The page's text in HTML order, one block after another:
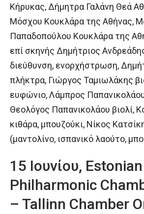
Κήρυκας, Δήμητρα Γαλάνη Θεά
Μόσχου Κουκλάρα της Αθήνας,
Παπαδοπούλου Κουκλάρα της
επί σκηνής Δημήτριος
διεύθυνση, ενορχήστρωση,
πλήκτρα, Γιώργος Ταμιωλάκης
ευφώνιο, Λάμπρος
Θεολόγος Παπανικολάου βιολί,
κιθάρα, μπουζούκι, Νίκος
(μαντολίνο, ισπανικό λαούτο,
15 Ιουνίου, Estonian
Philharmonic
– Tallinn Chamber